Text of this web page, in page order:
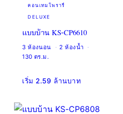
คอนเทมโพรารี่
DELUXE
แบบบ้าน KS-CP6610
3 ห้องนอน
2 ห้องน้ำ
130 ตร.ม.
เริ่ม 2.59 ล้านบาท